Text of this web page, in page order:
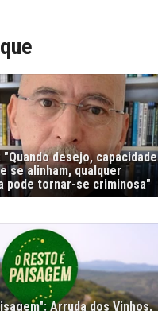
"Quando desejo, capacidade
se alinham, qualquer
pode tornar-se criminosa"
Arruda dos Vinhos,